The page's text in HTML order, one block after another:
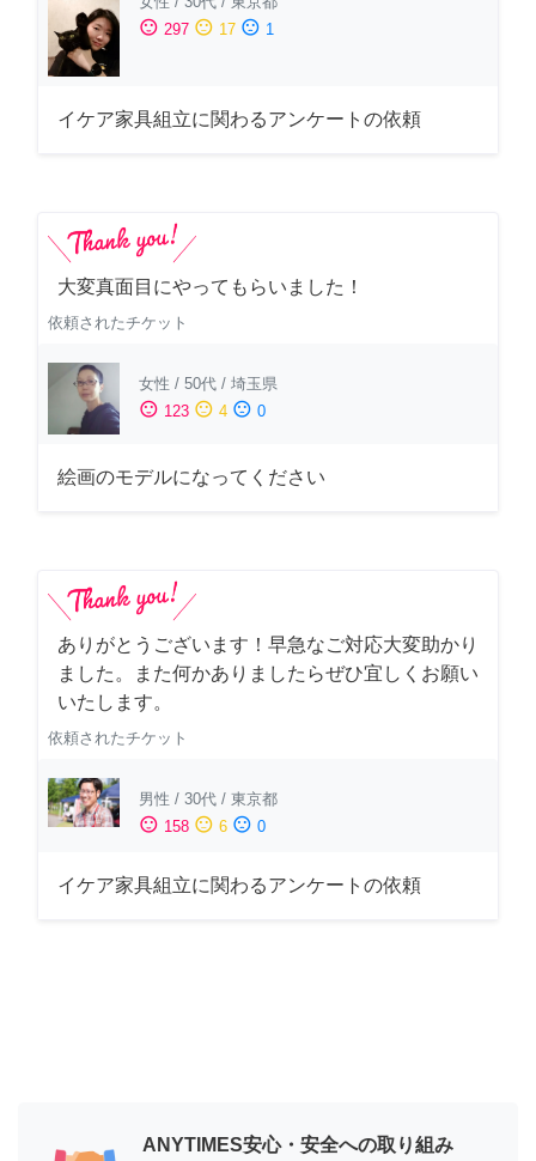
sentiment_satisfied 297 sentiment_neutral 17 sentiment_dissatisfied 1
イケア家具組立に関わるアンケートの依頼
大変真面目にやってもらいました！
依頼されたチケット
女性 / 50代 / 埼玉県
sentiment_satisfied 123 sentiment_neutral 4 sentiment_dissatisfied 0
絵画のモデルになってください
ありがとうございます！早急なご対応大変助かり
ました。また何かありましたらぜひ宜しくお願い
いたします。
依頼されたチケット
男性 / 30代 / 東京都
sentiment_satisfied 158 sentiment_neutral 6 sentiment_dissatisfied 0
イケア家具組立に関わるアンケートの依頼
ANYTIMES安心・安全への取り組み